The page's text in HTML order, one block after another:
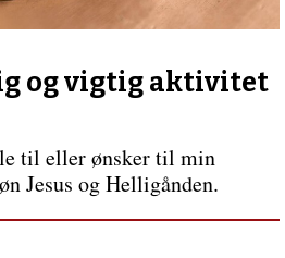
og vigtig aktivitet
til eller ønsker til min
Jesus og Helligånden.